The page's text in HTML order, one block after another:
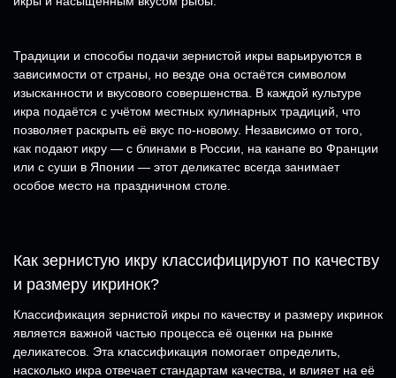
Традиции и способы подачи зернистой икры варьируются в
зависимости от страны, но везде она остаётся символом
изысканности и вкусового совершенства. В каждой культуре
икра подаётся с учётом местных кулинарных традиций, что
позволяет раскрыть её вкус по-новому. Независимо от того,
как подают икру — с блинами в России, на канапе во Франции
или с суши в Японии — этот деликатес всегда занимает
особое место на праздничном столе.
Как зернистую икру классифицируют по качеству
и размеру икринок?
Классификация зернистой икры по качеству и размеру икринок
является важной частью процесса её оценки на рынке
деликатесов. Эта классификация помогает определить,
насколько икра отвечает стандартам качества, и влияет на её